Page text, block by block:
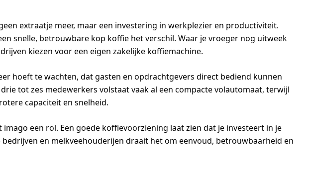
extraatje meer, maar een investering in werkplezier en productiviteit.
snelle, betrouwbare kop koffie het verschil. Waar je vroeger nog uitweek
kiezen voor een eigen zakelijke koffiemachine.
hoeft te wachten, dat gasten en opdrachtgevers direct bediend kunnen
tot zes medewerkers volstaat vaak al een compacte volautomaat, terwijl
capaciteit en snelheid.
een rol. Een goede koffievoorziening laat zien dat je investeert in je
en melkveehouderijen draait het om eenvoud, betrouwbaarheid en